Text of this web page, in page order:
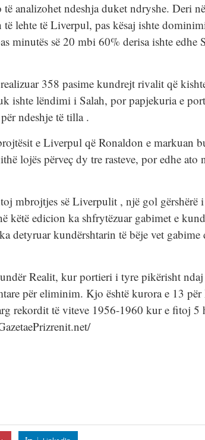
analizohet ndeshja duket ndryshe. Deri
të lehte të Liverpul, pas kësaj ishte
minutës së 20 mbi 60% derisa ishte edhe
358 pasime kundrejt rivalit që
ishte lëndimi i Salah, por papjekuria e
ndeshje të tilla .
e Liverpul që Ronaldon e markuan
lojës përveç dy tre rasteve, por edhe ato
mbrojtjes së Liverpulit , një gol gërshërë
këtë edicion ka shfrytëzuar gabimet e
detyruar kundërshtarin të bëje vet gabime
Realit, kur portieri i tyre pikërisht ndaj
për eliminim. Kjo është kurora e 13
rekordit të viteve 1956-1960 kur e fitoj 5